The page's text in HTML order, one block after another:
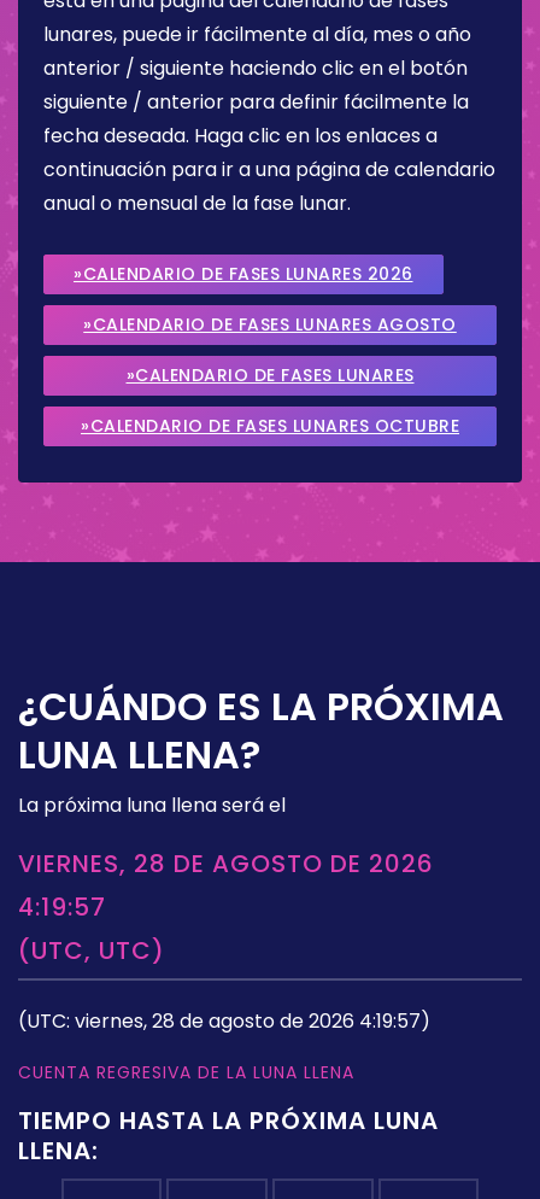
lunares, puede ir fácilmente al día, mes o año
anterior / siguiente haciendo clic en el botón
siguiente / anterior para definir fácilmente la
fecha deseada. Haga clic en los enlaces a
continuación para ir a una página de calendario
anual o mensual de la fase lunar.
»CALENDARIO DE FASES LUNARES 2026
»CALENDARIO DE FASES LUNARES AGOSTO
2026
»CALENDARIO DE FASES LUNARES
SEPTIEMBRE 2026
»CALENDARIO DE FASES LUNARES OCTUBRE
¿CUÁNDO ES LA PRÓXIMA
LUNA LLENA?
La próxima luna llena será el
VIERNES, 28 DE AGOSTO DE 2026
4:19:57
(UTC, UTC)
(UTC: viernes, 28 de agosto de 2026 4:19:57)
CUENTA REGRESIVA DE LA LUNA LLENA
TIEMPO HASTA LA PRÓXIMA LUNA
LLENA: